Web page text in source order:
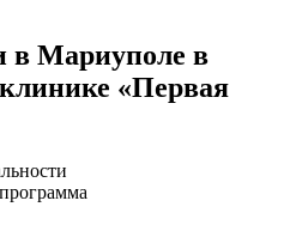
в Мариуполе в
«Первая